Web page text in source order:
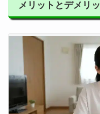
メリットとデメリ